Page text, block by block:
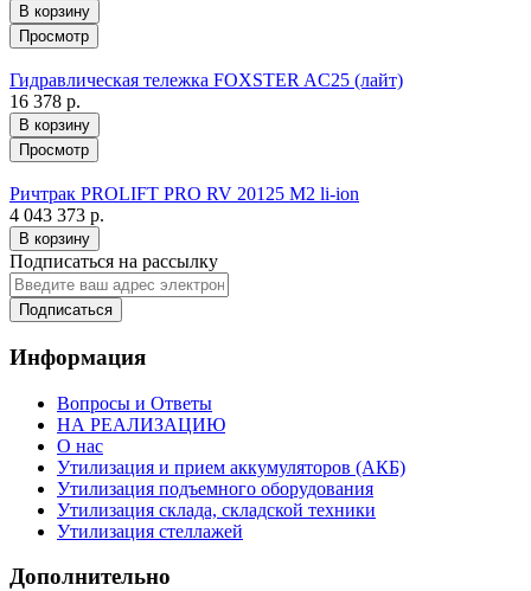
В корзину
Просмотр
Гидравлическая тележка FOXSTER AC25 (лайт)
16 378 р.
В корзину
Просмотр
Ричтрак PROLIFT PRO RV 20125 M2 li-ion
4 043 373 р.
В корзину
Подписаться на рассылку
Подписаться
Информация
Вопросы и Ответы
НА РЕАЛИЗАЦИЮ
О нас
Утилизация и прием аккумуляторов (АКБ)
Утилизация подъемного оборудования
Утилизация склада, складской техники
Утилизация стеллажей
Дополнительно